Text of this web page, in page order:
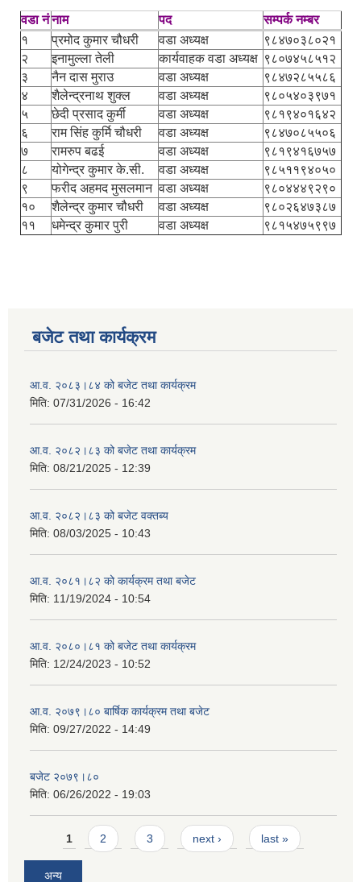
वडा नंनाम पद
सम्पर्क नम्बर
१
प्रमोद कुमार चौधरी वडा अध्यक्ष
९८४७०३८०२१
२
इनामुल्ला तेली कार्यवाहक वडा अध्यक्ष ९८०७४५८५१२
३
नैन दास मुराउ वडा अध्यक्ष
९८४७२८५५८६
४
शैलेन्द्रनाथ शुक्ल वडा अध्यक्ष
९८०५४०३९७१
५
छेदी प्रसाद कुर्मी वडा अध्यक्ष
९८१९४०१६४२
६
राम सिंह कुर्मि चौधरी वडा अध्यक्ष
९८४७०८५५०६
७
रामरुप बढई वडा अध्यक्ष
९८१९४१६७५७
८
योगेन्द्र कुमार के.सी. वडा अध्यक्ष
९८५११९४०५०
९
फरीद अहमद मुसलमान वडा अध्यक्ष
९८०४४४९२९०
१०
शैलेन्द्र कुमार चौधरी वडा अध्यक्ष
९८०२६४७३८७
११
धमेन्द्र कुमार पुरी वडा अध्यक्ष ९८१५४७५९९७
बजेट तथा कार्यक्रम
आ.व. २०८३।८४ को बजेट तथा कार्यक्रम
मिति: 07/31/2026 - 16:42
आ.व. २०८२।८३ को बजेट तथा कार्यक्रम
मिति: 08/21/2025 - 12:39
आ.व. २०८२।८३ को बजेट वक्तब्य
मिति: 08/03/2025 - 10:43
आ.व. २०८१।८२ को कार्यक्रम तथा बजेट
मिति: 11/19/2024 - 10:54
आ.व. २०८०।८१ को बजेट तथा कार्यक्रम
मिति: 12/24/2023 - 10:52
आ.व. २०७९।८० बार्षिक कार्यक्रम तथा बजेट
मिति: 09/27/2022 - 14:49
बजेट २०७९।८०
मिति: 06/26/2022 - 19:03
Pages
1 2 3 next › last »
अन्य